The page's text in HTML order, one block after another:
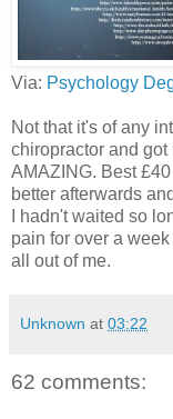
Via: Psychology
Not that it's of any
chiropractor and
AMAZING. Best
better afterwards
I hadn't waited so
pain for over a
all out of me.
Unknown at 03:22
62 comments: